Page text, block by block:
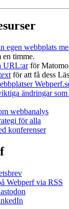
egen webbplats
en timme.
URL:arför Matomo
för att få dess
ändringar
webbanalys
för alla
konferenser
Webperf via RSS